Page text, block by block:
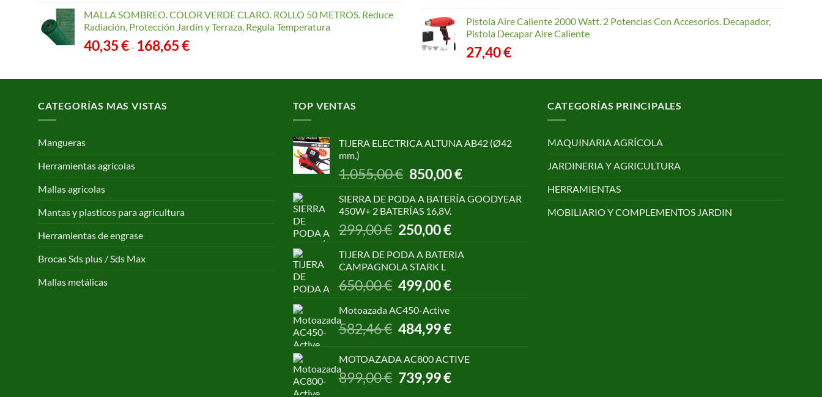
MALLA SOMBREO. COLOR VERDE CLARO. ROLLO 50 METROS. Reduce
Radiación, Protección Jardín y Terraza, Regula Temperatura
40,35€- 168,65€Rango
desde
Pistola Aire Caliente 2000 Watt. 2 Potencias Con Accesorios. Decapador,
Pistola Decapar Aire Caliente
27,40€
CATEGORÍAS MAS VISTAS
Mangueras
Herramientas agricolas
Mallas agricolas
Mantas y plasticos para agricultura
Herramientas de engrase
Brocas Sds plus / Sds Max
Mallas metálicas
TOP VENTAS
TIJERA ELECTRICA ALTUNA AB42 (Ø42
mm.)
1.055,00€ El
precio
original
era:
1.055,00 €.
850,00€El
actual
SIERRA DE PODA A BATERÍA GOODYEAR
450W+ 2 BATERÍAS 16,8V.
299,00€ El
precio
original
era:
299,00 €.
250,00€El
actual
250,00 €.
TIJERA DE PODA A BATERIA
CAMPAGNOLA STARK L
650,00€
El
precio
original
650,00 €.
499,00€El
499,00 €.
Motoazada AC450-Active
582,46€
El
precio
era:
582,46 €.
484,99€El
es:
484,99 €.
MOTOAZADA AC800 ACTIVE
899,00€ El
precio
739,99€El
CATEGORÍAS PRINCIPALES
MAQUINARIA AGRÍCOLA
JARDINERIA Y AGRICULTURA
HERRAMIENTAS
MOBILIARIO Y COMPLEMENTOS JARDIN